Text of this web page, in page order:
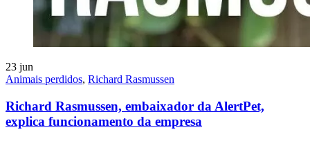
23 jun
Animais perdidos, Richard Rasmussen
Richard Rasmussen, embaixador da AlertPet,
explica funcionamento da empresa